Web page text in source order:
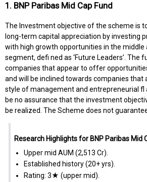
1. BNP Paribas Mid Cap Fund
The Investment objective of the scheme is
long-term capital appreciation by investing
with high growth opportunities in the middle
segment, defi ned as ‘Future Leaders’. The
companies that appear to offer
and will be inclined towards companies that
style of management and entrepreneurial fl
be no assurance that the investment
be realized. The Scheme does not
Research Highlights for BNP Paribas Mid
Upper mid AUM (₹2,513 Cr).
Established history (20+ yrs).
Rating: 3★ (upper mid).